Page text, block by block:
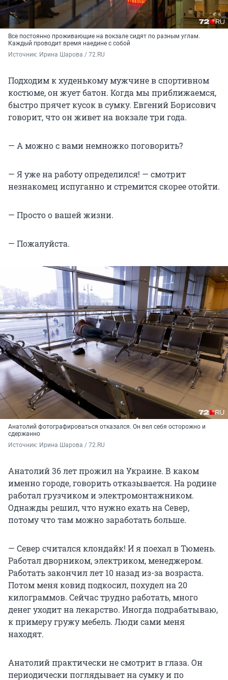
Все постоянно проживающие на вокзале сидят по разным углам.
Каждый проводит время наедине с собой
Источник: Ирина Шарова / 72.RU
Подходим к худенькому мужчине в спортивном
костюме, он жует батон. Когда мы приближаемся,
быстро прячет кусок в сумку. Евгений Борисович
говорит, что он живет на вокзале три года.
— А можно с вами немножко поговорить?
— Я уже на работу определился! — смотрит
незнакомец испуганно и стремится скорее отойти.
— Просто о вашей жизни.
— Пожалуйста.
Анатолий фотографироваться отказался. Он вел себя осторожно и
сдержанно
Источник: Ирина Шарова / 72.RU
Анатолий 36 лет прожил на Украине. В каком
именно городе, говорить отказывается. На родине
работал грузчиком и электромонтажником.
Однажды решил, что нужно ехать на Север,
потому что там можно заработать больше.
— Север считался клондайк! И я поехал в Тюмень.
Работал дворником, электриком, менеджером.
Работать закончил лет 10 назад из-за возраста.
Потом меня ковид подкосил, похудел на 20
килограммов. Сейчас трудно работать, много
денег уходит на лекарство. Иногда подрабатываю,
к примеру гружу мебель. Люди сами меня
находят.
Анатолий практически не смотрит в глаза. Он
периодически поглядывает на сумку и по